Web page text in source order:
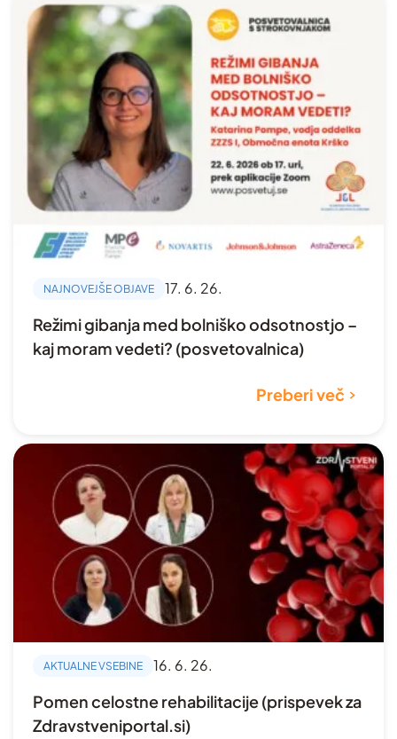
NAJNOVEJŠE OBJAVE 17. 6. 26.
Režimi gibanja med bolniško odsotnostjo –
kaj moram vedeti? (posvetovalnica)
Preberi več
AKTUALNE VSEBINE 16. 6. 26.
Pomen celostne rehabilitacije (prispevek za
Zdravstveniportal.si)